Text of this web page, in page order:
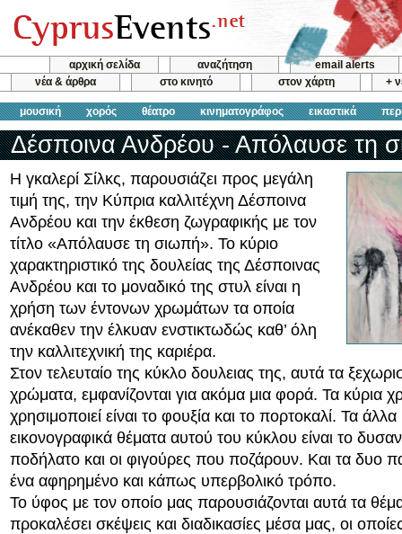
αρχική σελίδα αναζήτηση
email alerts
νέα & άρθρα
στο κινητό στον χάρτη +
μουσική χορός θέατρο κινηματογράφος εικαστικά
Δέσποινα Ανδρέου - Απόλαυσε τη
Η γκαλερί Σίλκς, παρουσιάζει προς μεγάλη
τιμή της, την Κύπρια καλλιτέχνη Δέσποινα
Ανδρέου και την έκθεση ζωγραφικής με τον
τίτλο «Απόλαυσε τη σιωπή». Το κύριο
χαρακτηριστικό της δουλείας της Δέσποινας
Ανδρέου και το μοναδικό της στυλ είναι η
χρήση των έντονων χρωμάτων τα οποία
ανέκαθεν την έλκυαν ενστικτωδώς καθ’ όλη
την καλλιτεχνική της καριέρα.
Στον τελευταίο της κύκλο δουλειας της, αυτά τα
χρώματα, εμφανίζονται για ακόμα μια φορά. Τα κύρια
χρησιμοποιεί είναι το φουξία και το πορτοκαλί. Τα άλλα
εικονογραφικά θέματα αυτού του κύκλου είναι το
ποδήλατο και οι φιγούρες που ποζάρουν. Και τα δυο
ένα αφηρημένο και κάπως υπερβολικό τρόπο.
Το ύφος με τον οποίο μας παρουσιάζονται αυτά τα
προκαλέσει σκέψεις και διαδικασίες μέσα μας, οι